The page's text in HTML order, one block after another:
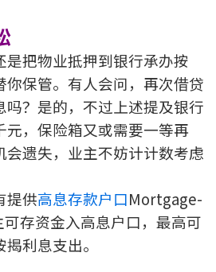
是把物业抵押到银行承办按
保管。有人会问，再次借贷
吗？是的，不过上述提及银行
，保险箱又或需要一等再
遗失，业主不妨计计数考虑
提供高息存款户口Mortgage-
存资金入高息户口，最高可
利息支出。